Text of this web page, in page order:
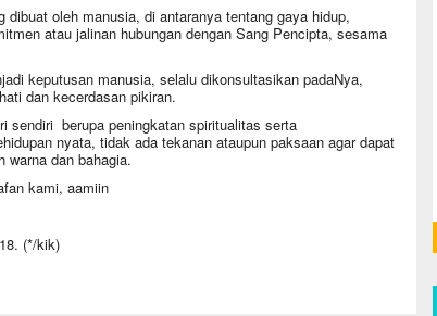
dibuat oleh manusia, di antaranya tentang gaya hidup,
atau jalinan hubungan dengan Sang Pencipta, sesama
keputusan manusia, selalu dikonsultasikan padaNya,
dan kecerdasan pikiran.
sendiri berupa peningkatan spiritualitas serta
nyata, tidak ada tekanan ataupun paksaan agar dapat
warna dan bahagia.
kami, aamiin
(*/kik)